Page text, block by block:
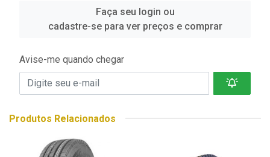
Faça seu login ou
cadastre-se para ver preços e comprar
Avise-me quando chegar
Produtos Relacionados